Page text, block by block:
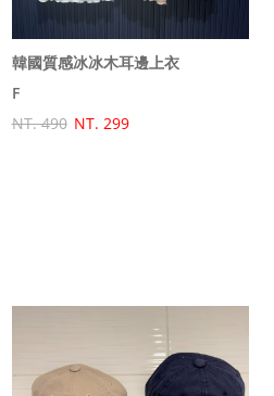
韓國質感冰冰木耳邊上衣
F
NT. 490 NT. 299